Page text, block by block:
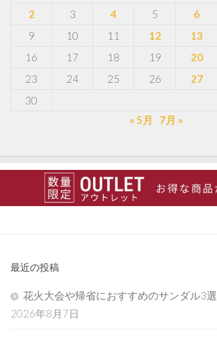
2
3 4 5 6
9
10 11 12 13
16
17 18 19 20
23
24 25 26 27
30
« 5月
7月 »
最近の投稿
花火大会や帰省におすすめのサンダル3選
2026年8月7日